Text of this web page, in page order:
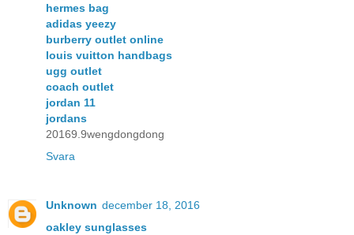
hermes bag
adidas yeezy
burberry outlet online
louis vuitton handbags
ugg outlet
coach outlet
jordan 11
jordans
20169.9wengdongdong
Svara
Unknown december 18, 2016
oakley sunglasses